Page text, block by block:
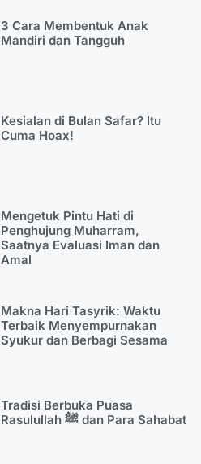
3 Cara Membentuk Anak
Mandiri dan Tangguh
Kesialan di Bulan Safar? Itu
Cuma Hoax!
Mengetuk Pintu Hati di
Penghujung Muharram,
Saatnya Evaluasi Iman dan
Amal
Makna Hari Tasyrik: Waktu
Terbaik Menyempurnakan
Syukur dan Berbagi Sesama
Tradisi Berbuka Puasa
Rasulullah ﷺ dan Para Sahabat